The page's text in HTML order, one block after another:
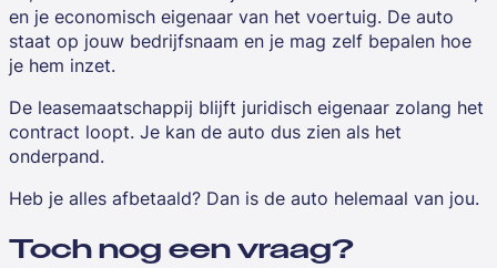
en je economisch eigenaar van het voertuig. De auto
staat op jouw bedrijfsnaam en je mag zelf bepalen hoe
je hem inzet.
De leasemaatschappij blijft juridisch eigenaar zolang het
contract loopt. Je kan de auto dus zien als het
onderpand.
Heb je alles afbetaald? Dan is de auto helemaal van jou.
Toch nog een vraag?